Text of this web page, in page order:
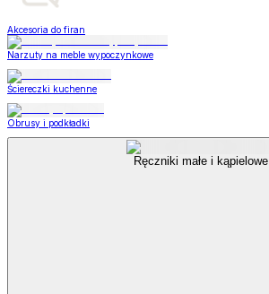
Akcesoria do firan
Narzuty na meble wypoczynkowe
Ściereczki kuchenne
Obrusy i podkładki
Ręczniki małe i kąpielowe